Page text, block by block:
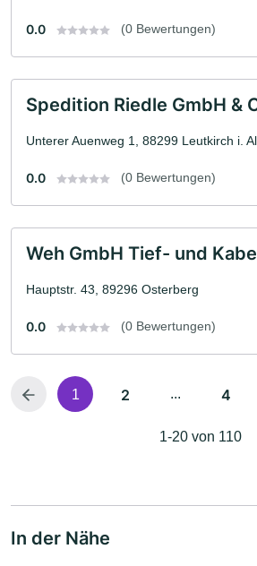
0.0 (0 Bewertungen)
Spedition Riedle GmbH &
Unterer Auenweg 1, 88299 Leutkirch i.
0.0 (0 Bewertungen)
Weh GmbH Tief- und
Hauptstr. 43, 89296 Osterberg
0.0 (0 Bewertungen)
1 2 ... 4
1-20 von 110
In der Nähe